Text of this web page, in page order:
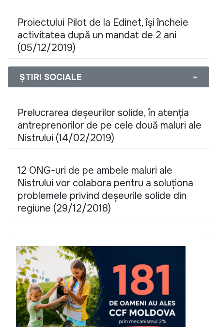
Proiectului Pilot de la Edinet, își încheie
activitatea după un mandat de 2 ani
(05/12/2019)
ȘTIRI SOCIALE −
Prelucrarea deșeurilor solide, în atenția
antreprenorilor de pe cele două maluri ale
Nistrului (14/02/2019)
12 ONG-uri de pe ambele maluri ale
Nistrului vor colabora pentru a soluționa
problemele privind deșeurile solide din
regiune (29/12/2018)